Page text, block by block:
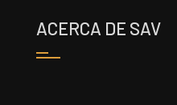
ACERCA DE SAV